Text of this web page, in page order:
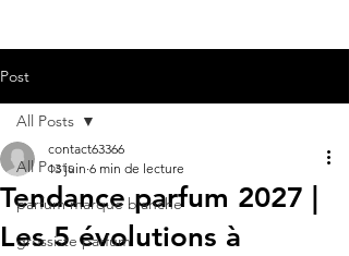
Post
All Posts
parfum marque blanche
grossiste parfum
All Posts
Tendance parfum 2027 |
Les 5 évolutions à
contact63366
13 juin 6 min de lecture